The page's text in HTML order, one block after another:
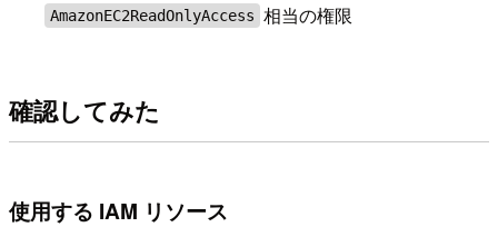
AmazonEC2ReadOnlyAccess 相当の権限
確認してみた
使用する IAM リソース